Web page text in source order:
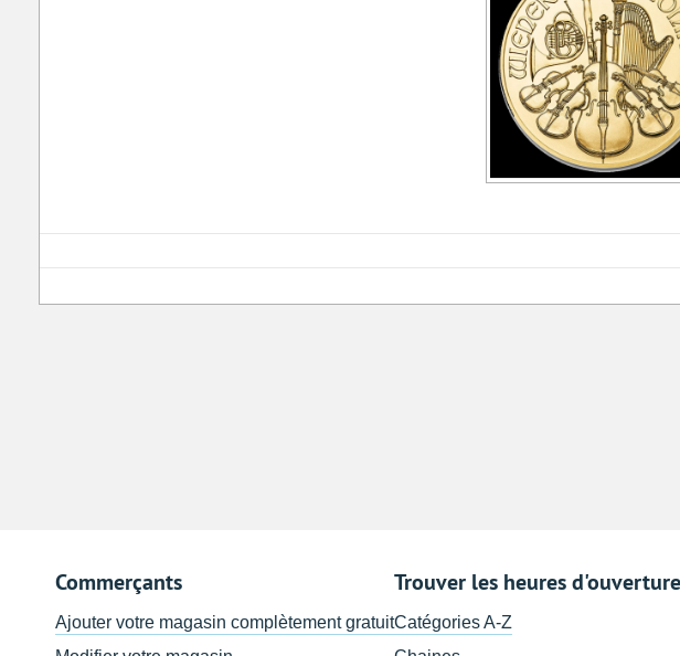
Commerçants
Ajouter votre magasin complètement gratuit
Trouver les heures d'ouverture
Catégories A-Z